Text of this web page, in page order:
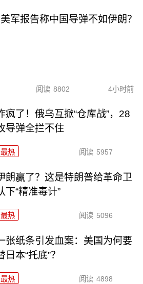
军报告称中国导弹不如伊朗？
阅读 8802 4小时前
疯了！俄乌互掀“仓库战”，28
导弹全拦不住
最热 阅读 5957
朗赢了？这是特朗普给革命卫
下“精准毒计”
最热 阅读 5096
张纸条引发血案：美国为何要
日本“托底”？
最热 阅读 4898